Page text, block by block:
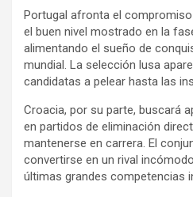
Portugal afronta el
el buen nivel mostrado en la
alimentando el sueño de
mundial. La selección lusa
candidatas a pelear hasta las
Croacia, por su parte, buscará
en partidos de eliminación
mantenerse en carrera. El
convertirse en un rival
últimas grandes competencias